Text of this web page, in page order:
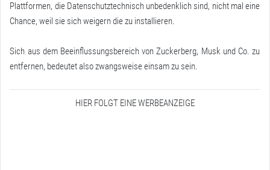
Plattformen, die Datenschutztechnisch unbedenklich sind, nicht mal eine
Chance, weil sie sich weigern die zu installieren.
Sich aus dem Beeinflussungsbereich von Zuckerberg, Musk und Co. zu
entfernen, bedeutet also zwangsweise einsam zu sein.
HIER FOLGT EINE WERBEANZEIGE